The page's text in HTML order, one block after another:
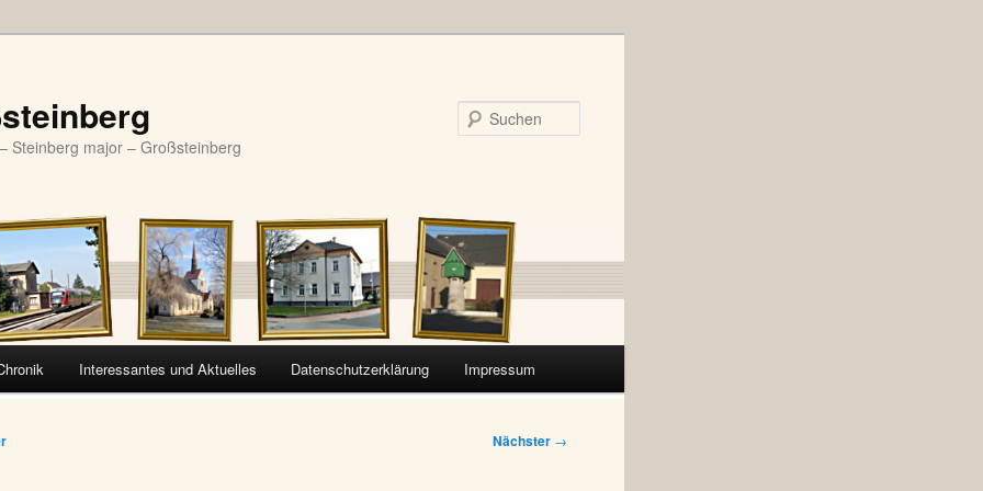
Steinberg major – Großsteinberg
Interessantes und Aktuelles Datenschutzerklärung Impressum
Nächster →